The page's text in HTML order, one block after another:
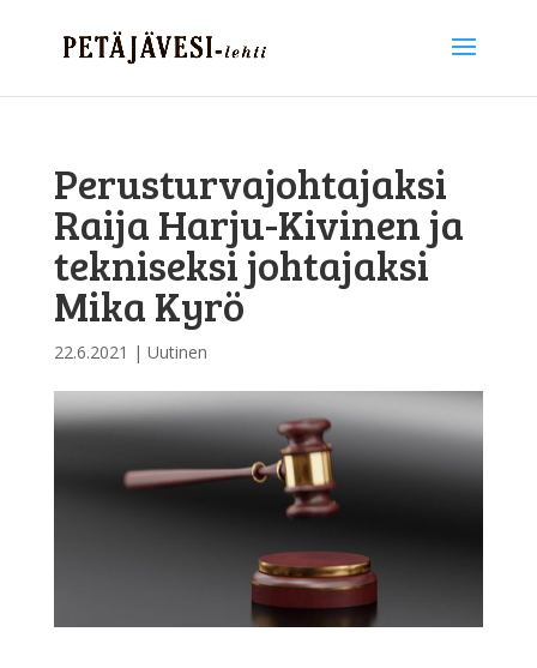
Perusturvajohtajaksi
Raija Harju-Kivinen ja
tekniseksi johtajaksi
Mika Kyrö
22.6.2021 | Uutinen